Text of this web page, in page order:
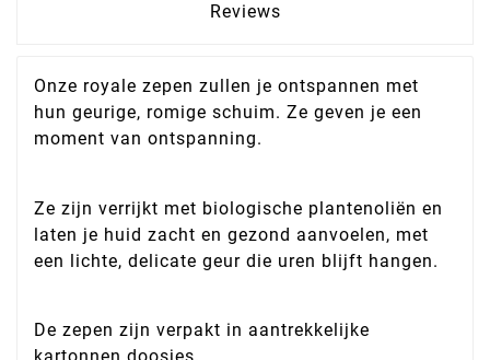
Reviews
Onze royale zepen zullen je ontspannen met
hun geurige, romige schuim. Ze geven je een
moment van ontspanning.
Ze zijn verrijkt met biologische plantenoliën en
laten je huid zacht en gezond aanvoelen, met
een lichte, delicate geur die uren blijft hangen.
De zepen zijn verpakt in aantrekkelijke